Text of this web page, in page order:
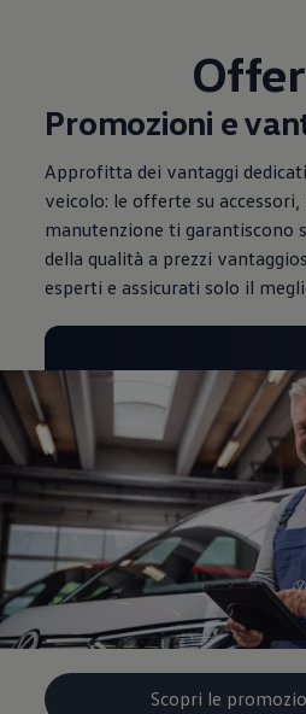
VanLife Stories
75 anni di Bulli
ID. Buzz al World Ducati
Promozioni e
Approfitta dei vantaggi
veicolo: le offerte su
manutenzione ti garantiscono
della qualità a prezzi
esperti e assicurati solo il
Scopri le